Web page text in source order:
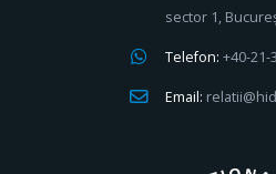
sector 1,
Telefon: +40-21-
Email: